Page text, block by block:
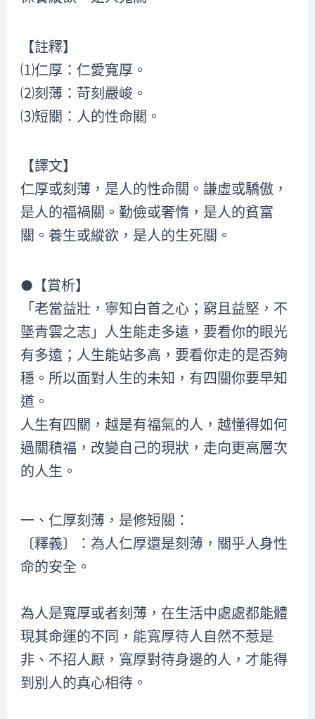
【註釋】
⑴仁厚：仁愛寬厚。
⑵刻薄：苛刻嚴峻。
⑶短關：人的性命關。
【譯文】
仁厚或刻薄，是人的性命關。謙虛或驕傲，
是人的福禍關。勤儉或奢惰，是人的貧富
關。養生或縱欲，是人的生死關。
●【賞析】
「老當益壯，寧知白首之心；窮且益堅，不
墜青雲之志」人生能走多遠，要看你的眼光
有多遠；人生能站多高，要看你走的是否夠
穩。所以面對人生的未知，有四關你要早知
道。
人生有四關，越是有福氣的人，越懂得如何
過關積福，改變自己的現狀，走向更高層次
的人生。
一、仁厚刻薄，是修短關：
〔釋義〕：為人仁厚還是刻薄，關乎人身性
命的安全。
為人是寬厚或者刻薄，在生活中處處都能體
現其命運的不同，能寬厚待人自然不惹是
非、不招人厭，寬厚對待身邊的人，才能得
到別人的真心相待。